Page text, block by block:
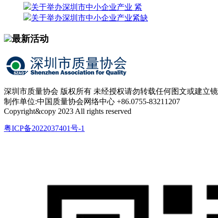
关于举办深圳市中小企业产业 紧
关于举办深圳市中小企业产业紧缺
最新活动
深圳市质量协会 版权所有 未经授权请勿转载任何图文或建立
制作单位:中国质量协会网络中心 +86.0755-83211207
Copyright&copy 2023 All rights reserved
粤ICP备2022037401号-1